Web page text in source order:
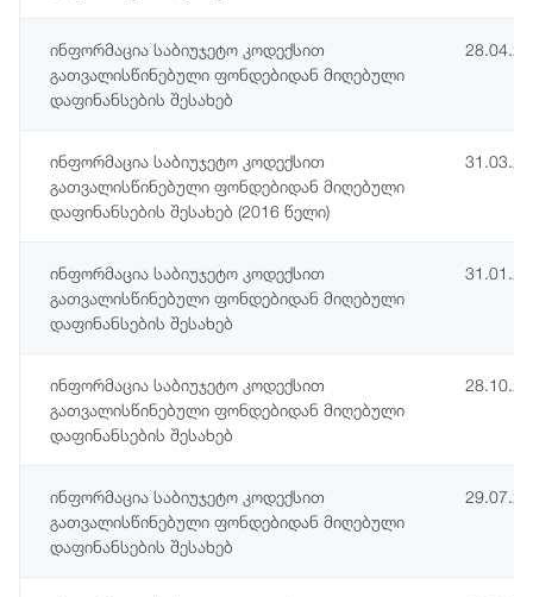
ინფორმაცია საბიუჯეტო კოდექსით
გათვალისწინებული ფონდებიდან მიღებული
დაფინანსების შესახებ
ინფორმაცია საბიუჯეტო კოდექსით
გათვალისწინებული ფონდებიდან მიღებული
დაფინანსების შესახებ (2016 წელი)
ინფორმაცია საბიუჯეტო კოდექსით
გათვალისწინებული ფონდებიდან მიღებული
დაფინანსების შესახებ
ინფორმაცია საბიუჯეტო კოდექსით
გათვალისწინებული ფონდებიდან მიღებული
დაფინანსების შესახებ
ინფორმაცია საბიუჯეტო კოდექსით
გათვალისწინებული ფონდებიდან მიღებული
დაფინანსების შესახებ